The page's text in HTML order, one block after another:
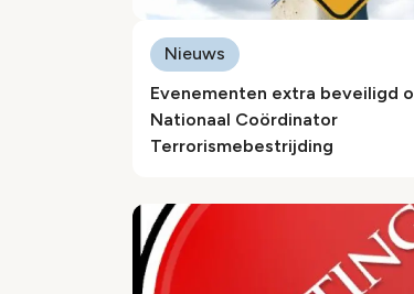
Evenementen extra beveiligd
Nationaal Coördinator
Terrorismebestrijding
Nieuws